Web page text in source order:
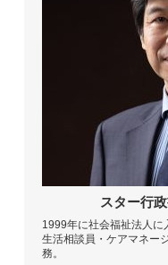
スター行
1999年に社会福祉法人に
生活相談員・ケアマネー
務。